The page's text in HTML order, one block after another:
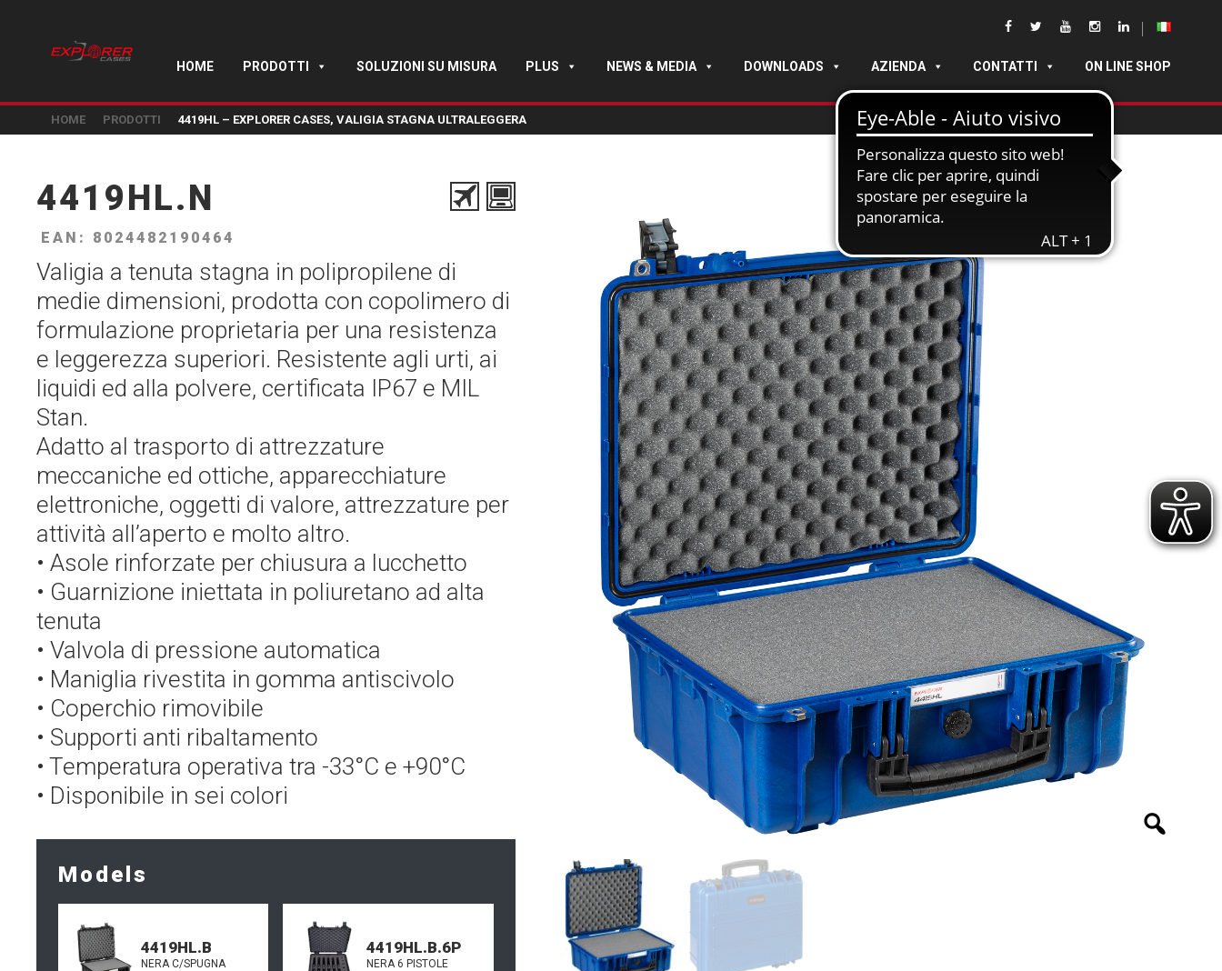
HOME PRODOTTI SOLUZIONI SU MISURA PLUS NEWS & MEDIA DOWNLOADS AZIENDA CONTATTI ON LINE SHOP
HOME PRODOTTI 4419HL – EXPLORER CASES, VALIGIA STAGNA ULTRALEGGERA
4419HL.N
EAN: 8024482190464
Valigia a tenuta stagna in polipropilene di
medie dimensioni, prodotta con copolimero di
formulazione proprietaria per una resistenza
e leggerezza superiori. Resistente agli urti, ai
liquidi ed alla polvere, certificata IP67 e MIL
Stan.
Adatto al trasporto di attrezzature
meccaniche ed ottiche, apparecchiature
elettroniche, oggetti di valore, attrezzature per
attività all’aperto e molto altro.
• Asole rinforzate per chiusura a lucchetto
• Guarnizione iniettata in poliuretano ad alta
tenuta
• Valvola di pressione automatica
• Maniglia rivestita in gomma antiscivolo
• Coperchio rimovibile
• Supporti anti ribaltamento
• Temperatura operativa tra -33°C e +90°C
• Disponibile in sei colori
Models
4419HL.B
NERA C/SPUGNA
4419HL.B.6P
NERA 6 PISTOLE